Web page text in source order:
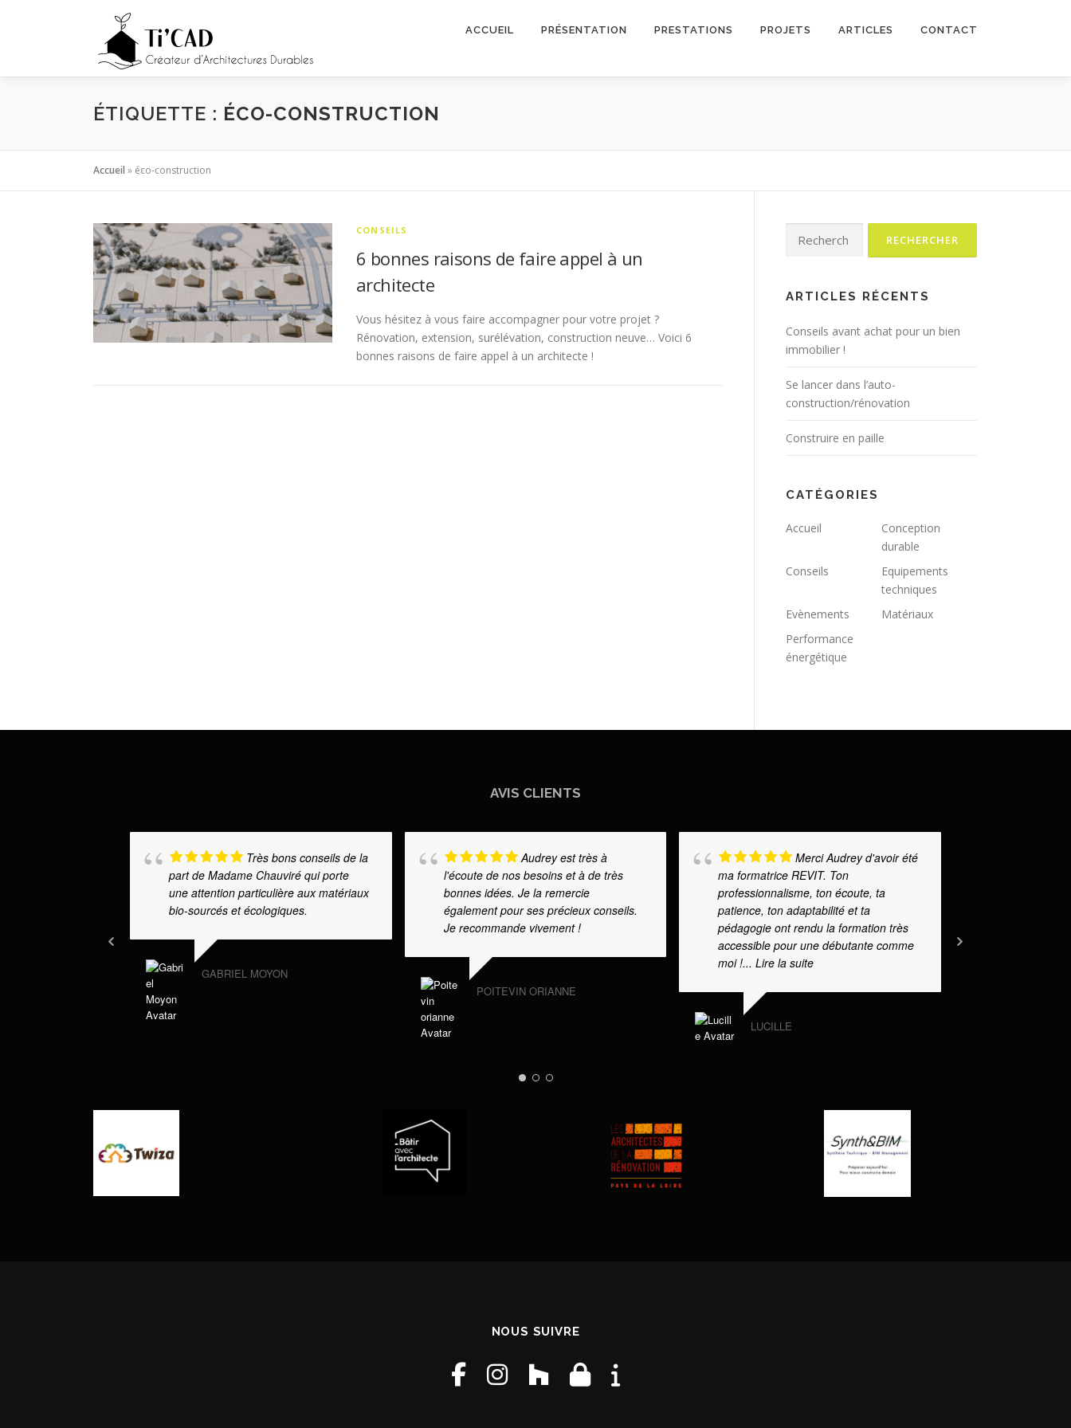
ACCUEIL PRÉSENTATION PRESTATIONS PROJETS ARTICLES CONTACT
ÉTIQUETTE : ÉCO-CONSTRUCTION
Accueil » éco-construction
CONSEILS
6 bonnes raisons de faire appel à un
architecte
Vous hésitez à vous faire accompagner pour votre projet ?
Rénovation, extension, surélévation, construction neuve… Voici 6
bonnes raisons de faire appel à un architecte !
ARTICLES RÉCENTS
Conseils avant achat pour un bien
immobilier !
Se lancer dans l’auto-
construction/rénovation
Construire en paille
CATÉGORIES
Accueil
Conception
durable
Conseils
Equipements
techniques
Evènements
Matériaux
Performance
énergétique
AVIS CLIENTS
Très bons conseils de la
part de Madame Chauviré qui porte
une attention particulière aux matériaux
bio-sourcés et écologiques.
GABRIEL MOYON
Audrey est très à
l'écoute de nos besoins et à de très
bonnes idées. Je la remercie
également pour ses précieux conseils.
Je recommande vivement !
POITEVIN ORIANNE
Merci Audrey d'avoir été
ma formatrice REVIT. Ton
professionnalisme, ton écoute, ta
patience, ton adaptabilité et ta
pédagogie ont rendu la formation très
accessible pour une débutante comme
moi !... Lire la suite
LUCILLE
NOUS SUIVRE